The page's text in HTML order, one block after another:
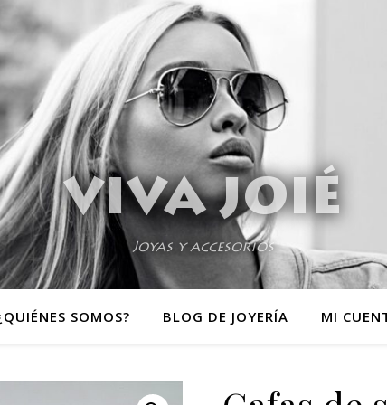
VIVA JOIÉ
Joyas y accesorios
SOMOS? BLOG DE JOYERÍA MI